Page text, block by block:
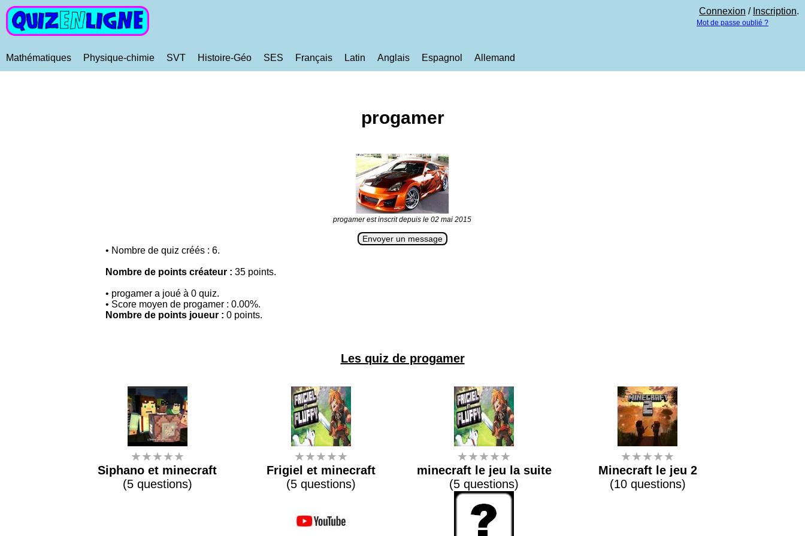
Connexion / Inscription.
Mot de passe oublié ?
Mathématiques Physique-chimie SVT Histoire-Géo SES Français Latin Anglais Espagnol Allemand
progamer
progamer est inscrit depuis le 02 mai 2015
• Nombre de quiz créés : 6.
Nombre de points créateur :35 points.
• progamer a joué à 0 quiz.
• Score moyen de progamer : 0.00%.
Nombre de points joueur :0 points.
Les quiz de progamer
★★★★★
Siphano et minecraft
(5 questions)
★★★★★
Frigiel et minecraft
(5 questions)
★★★★★
minecraft le jeu la suite
(5 questions)
★★★★★
Minecraft le jeu 2
(10 questions)